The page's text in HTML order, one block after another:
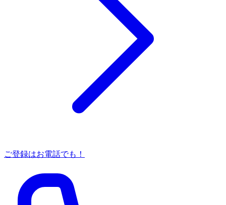
ご登録はお電話でも！